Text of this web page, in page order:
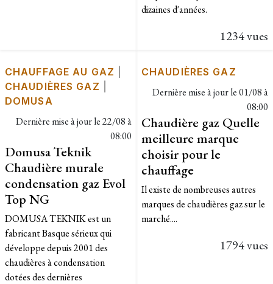
dizaines d'années.
1234 vues
CHAUFFAGE AU GAZ
CHAUDIÈRES GAZ
DOMUSA
Dernière mise à jour le22/08 à
08:00
Domusa Teknik
Chaudière murale
condensation gaz Evol
Top NG
DOMUSA TEKNIK est un
fabricant Basque sérieux qui
développe depuis 2001 des
chaudières à condensation
dotées des dernières
CHAUDIÈRES GAZ
Dernière mise à jour le01/08 à
08:00
Chaudière gaz Quelle
meilleure marque
choisir pour le
chauffage
Il existe de nombreuses autres
marques de chaudières gaz sur le
marché....
1794 vues